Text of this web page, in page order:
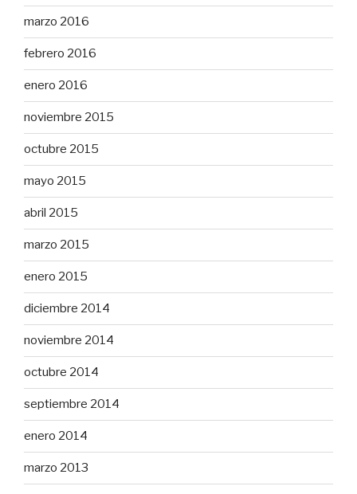
marzo 2016
febrero 2016
enero 2016
noviembre 2015
octubre 2015
mayo 2015
abril 2015
marzo 2015
enero 2015
diciembre 2014
noviembre 2014
octubre 2014
septiembre 2014
enero 2014
marzo 2013